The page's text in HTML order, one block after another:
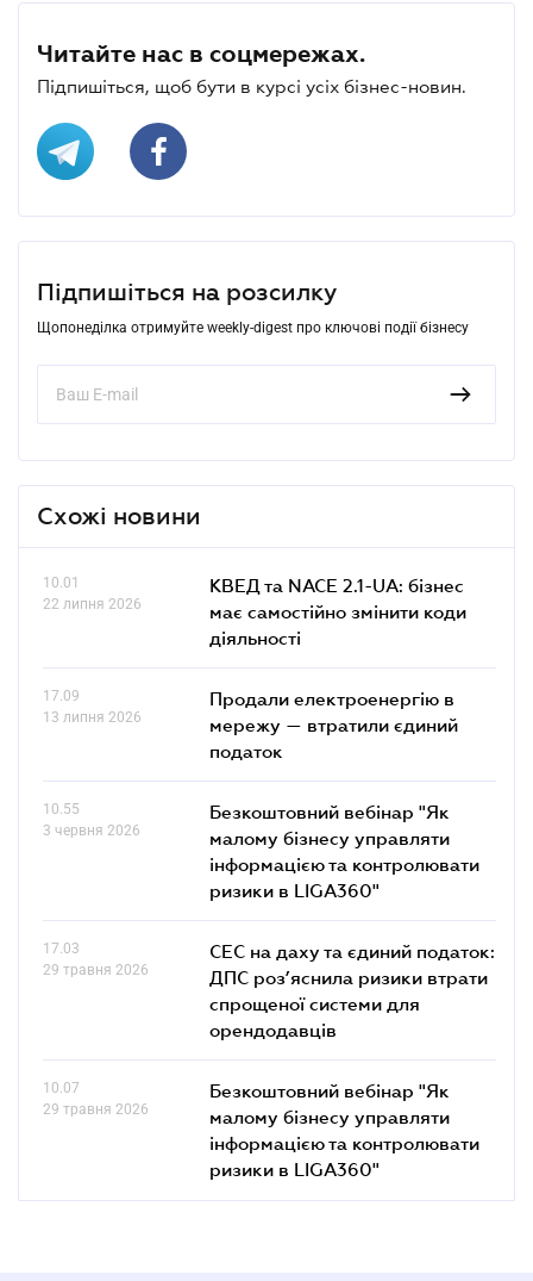
Читайте нас в соцмережах.
Підпишіться, щоб бути в курсі усіх бізнес-новин.
Підпишіться на розсилку
Щопонеділка отримуйте weekly-digest про ключові події бізнесу
Схожі новини
10.01
22 липня 2026
КВЕД та NACE 2.1-UA: бізнес
має самостійно змінити коди
діяльності
17.09
13 липня 2026
Продали електроенергію в
мережу — втратили єдиний
податок
10.55
3 червня 2026
Безкоштовний вебінар "Як
малому бізнесу управляти
інформацією та контролювати
ризики в LIGA360"
17.03
29 травня 2026
СЕС на даху та єдиний податок:
ДПС роз’яснила ризики втрати
спрощеної системи для
орендодавців
10.07
29 травня 2026
Безкоштовний вебінар "Як
малому бізнесу управляти
інформацією та контролювати
ризики в LIGA360"